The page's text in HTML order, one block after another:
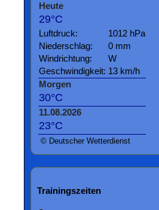
Heute
29°C
Luftdruck:
1012 hPa
Niederschlag:
0 mm
Windrichtung:
W
Geschwindigkeit: 13 km/h
Morgen
30°C
11.08.2026
23°C
© Deutscher Wetterdienst
Trainingszeiten